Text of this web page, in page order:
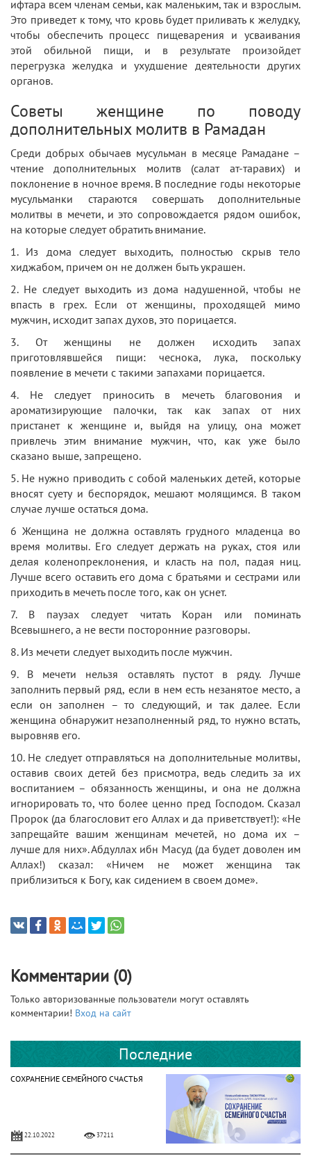
ифтара всем членам семьи, как маленьким, так и взрослым.
Это приведет к тому, что кровь будет приливать к желудку,
чтобы обеспечить процесс пищеварения и усваивания
этой обильной пищи, и в результате произойдет
перегрузка желудка и ухудшение деятельности других
органов.
Советы женщине по поводу
дополнительных молитв в Рамадан
Среди добрых обычаев мусульман в месяце Рамадане –
чтение дополнительных молитв (салат ат-таравих) и
поклонение в ночное время. В последние годы некоторые
мусульманки стараются совершать дополнительные
молитвы в мечети, и это сопровождается рядом ошибок,
на которые следует обратить внимание.
1. Из дома следует выходить, полностью скрыв тело
хиджабом, причем он не должен быть украшен.
2. Не следует выходить из дома надушенной, чтобы не
впасть в грех. Если от женщины, проходящей мимо
мужчин, исходит запах духов, это порицается.
3. От женщины не должен исходить запах
приготовлявшейся пищи: чеснока, лука, поскольку
появление в мечети с такими запахами порицается.
4. Не следует приносить в мечеть благовония и
ароматизирующие палочки, так как запах от них
пристанет к женщине и, выйдя на улицу, она может
привлечь этим внимание мужчин, что, как уже было
сказано выше, запрещено.
5. Не нужно приводить с собой маленьких детей, которые
вносят суету и беспорядок, мешают молящимся. В таком
случае лучше остаться дома.
6 Женщина не должна оставлять грудного младенца во
время молитвы. Его следует держать на руках, стоя или
делая коленопреклонения, и класть на пол, падая ниц.
Лучше всего оставить его дома с братьями и сестрами или
приходить в мечеть после того, как он уснет.
7. В паузах следует читать Коран или поминать
Всевышнего, а не вести посторонние разговоры.
8. Из мечети следует выходить после мужчин.
9. В мечети нельзя оставлять пустот в ряду. Лучше
заполнить первый ряд, если в нем есть незанятое место, а
если он заполнен – то следующий, и так далее. Если
женщина обнаружит незаполненный ряд, то нужно встать,
выровняв его.
10. Не следует отправляться на дополнительные молитвы,
оставив своих детей без присмотра, ведь следить за их
воспитанием – обязанность женщины, и она не должна
игнорировать то, что более ценно пред Господом. Сказал
Пророк (да благословит его Аллах и да приветствует!): «Не
запрещайте вашим женщинам мечетей, но дома их –
лучше для них». Абдуллах ибн Масуд (да будет доволен им
Аллах!) сказал: «Ничем не может женщина так
приблизиться к Богу, как сидением в своем доме».
Комментарии (0)
Только авторизованные пользователи могут оставлять
комментарии! Вход на сайт
Последние
СОХРАНЕНИЕ СЕМЕЙНОГО СЧАСТЬЯ
22.10.2022 37211